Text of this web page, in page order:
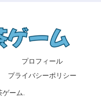
プロフィール
プライバシーポリシー
ーム.